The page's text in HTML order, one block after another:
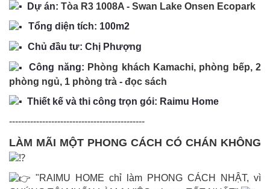
Dự án: Tòa R3 1008A - Swan Lake Onsen Ecopark
Tổng diện tích: 100m2
Chủ đầu tư: Chị Phượng
Công năng: Phòng khách Kamachi, phòng bếp, 2
phòng ngủ, 1 phòng trà - đọc sách
Thiết kế và thi công trọn gói: Raimu Home
---------------------------------------------
LÀM MÃI MỘT PHONG CÁCH CÓ CHÁN KHÔNG
"RAIMU HOME chỉ làm PHONG CÁCH NHẬT, vì